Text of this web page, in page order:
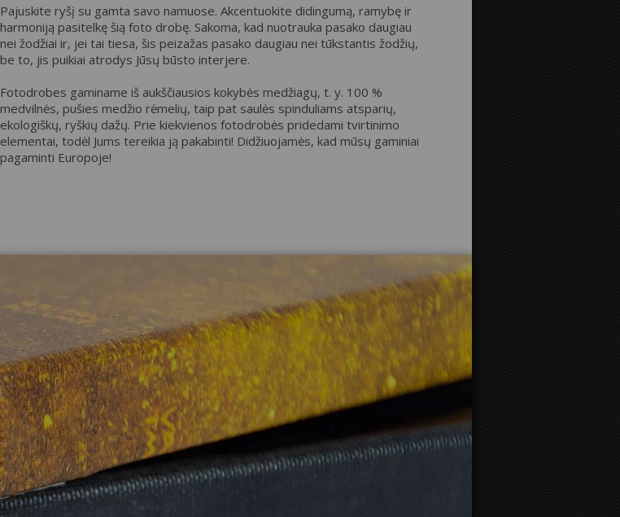
Atstumas iki kraštų:
Drobės krašteliai:
Pajuskite ryšį su gamta savo namuose. Akcentuokite didingumą, ramybę ir
harmoniją pasitelkę šią foto drobę. Sakoma, kad nuotrauka pasako daugiau
nei žodžiai ir, jei tai tiesa, šis peizažas pasako daugiau nei tūkstantis žodžių,
be to, jis puikiai atrodys Jūsų būsto interjere.
Fotodrobes gaminame iš aukščiausios kokybės medžiagų, t. y. 100 %
medvilnės, pušies medžio rėmelių, taip pat saulės spinduliams atsparių,
ekologiškų, ryškių dažų. Prie kiekvienos fotodrobės pridedami tvirtinimo
elementai, todėl Jums tereikia ją pakabinti! Didžiuojamės, kad mūsų gaminiai
pagaminti Europoje!